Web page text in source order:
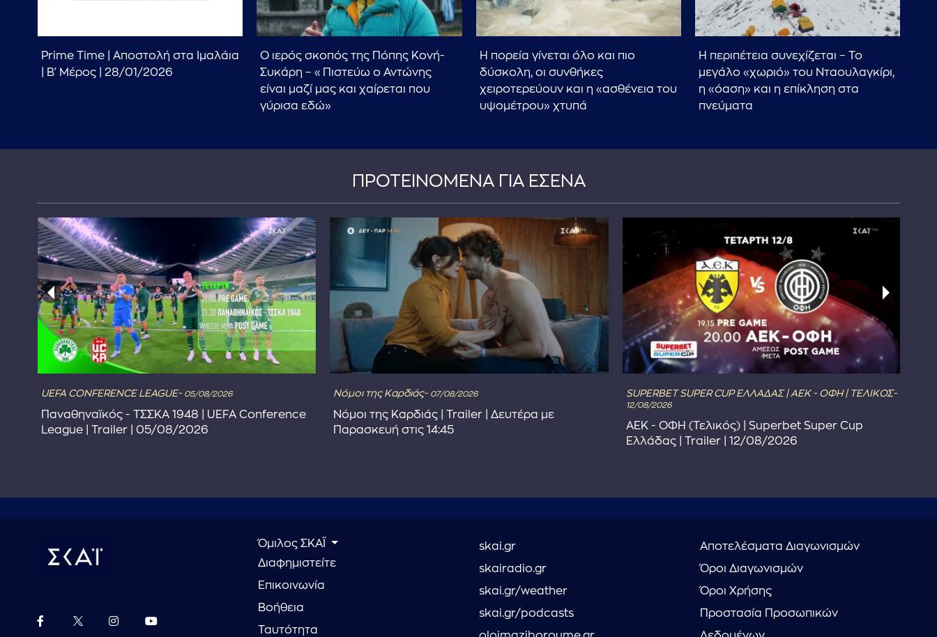
Prime Time | Αποστολή στα Ιμαλάια
| Β' Μέρος | 28/01/2026
Ο ιερός σκοπός της Πόπης Κονή-
Συκάρη – «Πιστεύω ο Αντώνης
είναι μαζί μας και χαίρεται που
γύρισα εδώ»
Η πορεία γίνεται όλο και πιο
δύσκολη, οι συνθήκες
χειροτερεύουν και η «ασθένεια του
υψομέτρου» χτυπά
Η περιπέτεια συνεχίζεται – Το
μεγάλο «χωριό» του Νταουλαγκίρι,
η «όαση» και η επίκληση στα
πνεύματα
ΠΡΟΤΕΙΝΟΜΕΝΑ ΓΙΑ ΕΣΕΝΑ
UEFA CONFERENCE LEAGUE- 05/08/2026
Παναθηναϊκός - ΤΣΣΚΑ 1948 | UEFA Conference
League | Trailer | 05/08/2026
Νόμοι της Καρδιάς- 07/08/2026
Νόμοι της Καρδιάς | Trailer | Δευτέρα με
Παρασκευή στις 14:45
SUPERBET SUPER CUP ΕΛΛΑΔΑΣ | ΑΕΚ - ΟΦΗ | ΤΕΛΙΚΟΣ-
12/08/2026
ΑΕΚ - ΟΦΗ (Τελικός) | Superbet Super Cup
Ελλάδας | Trailer | 12/08/2026
Όμιλος ΣΚΑΪ
Διαφημιστείτε
Επικοινωνία
Βοήθεια
Ταυτότητα
skai.gr
skairadio.gr
skai.gr/weather
skai.gr/podcasts
Αποτελέσματα Διαγωνισμών
Όροι Διαγωνισμών
Όροι Χρήσης
Προστασία Προσωπικών